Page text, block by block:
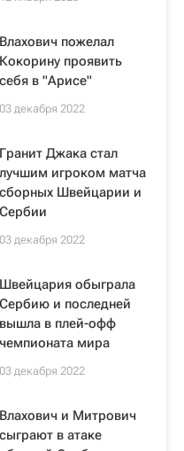
Влахович пожелал
Кокорину проявить
себя в "Арисе"
03 декабря 2022
Гранит Джака стал
лучшим игроком матча
сборных Швейцарии и
Сербии
03 декабря 2022
Швейцария обыграла
Сербию и последней
вышла в плей-офф
чемпионата мира
03 декабря 2022
Влахович и Митрович
сыграют в атаке